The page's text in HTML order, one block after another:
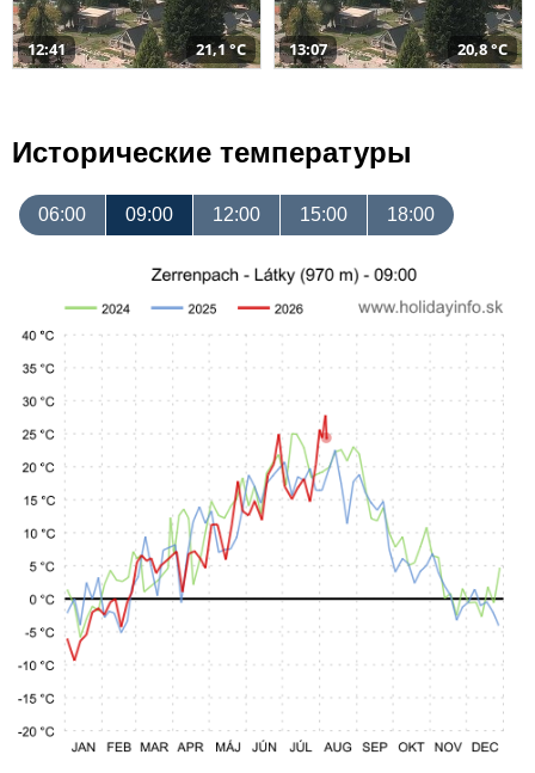
12:41 21,1 °C 13:07 20,8 °C
Исторические температуры
06:00 09:00 12:00 15:00 18:00